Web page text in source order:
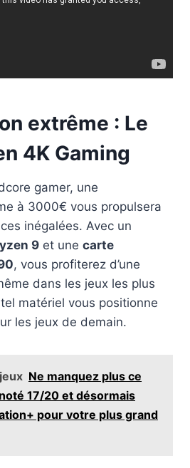
extrême : Le
4K Gaming
gamer, une
à 3000€ vous propulsera
inégalées. Avec un
9 et une carte
, vous profiterez d’une
dans les jeux les plus
matériel vous positionne
les jeux de demain.
Ne manquez plus ce
17/20 et désormais
pour votre plus grand